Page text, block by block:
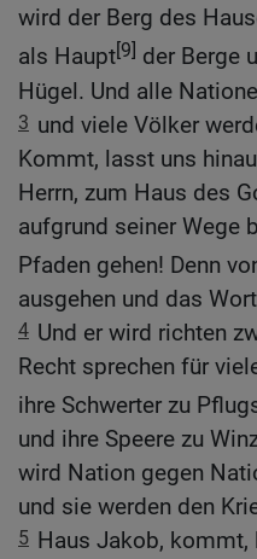
wird der Berg des
als Haupt[9] der Berge
Hügel. Und alle
3 und viele Völker
Kommt, lasst uns
Herrn, zum Haus des
aufgrund seiner Wege
Pfaden gehen! Denn
ausgehen und das
4 Und er wird richten
Recht sprechen für
ihre Schwerter zu
und ihre Speere zu
wird Nation gegen
und sie werden den
5 Haus Jakob,